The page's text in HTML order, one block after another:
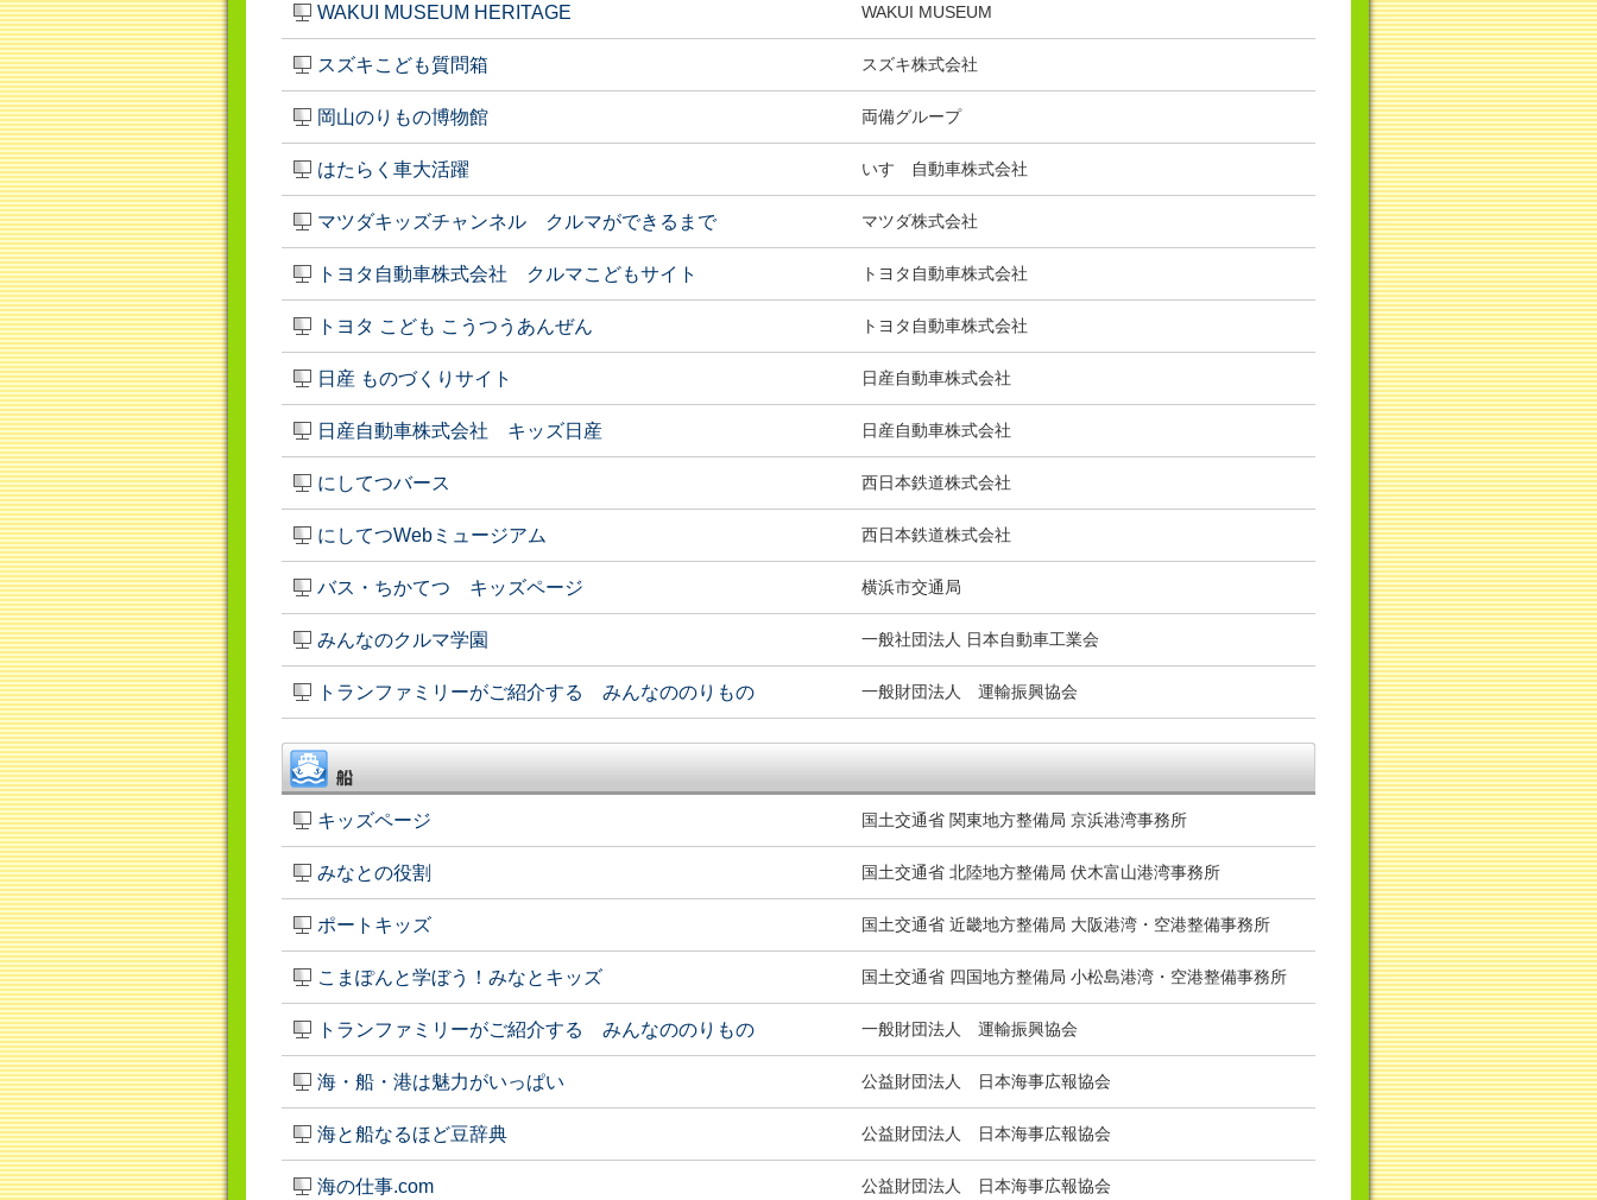
WAKUI MUSEUM HERITAGE WAKUI MUSEUM
スズキこども質問箱 スズキ株式会社
岡山のりもの博物館 両備グループ
はたらく車大活躍 いすゞ自動車株式会社
マツダキッズチャンネル クルマができるまで マツダ株式会社
トヨタ自動車株式会社 クルマこどもサイト トヨタ自動車株式会社
トヨタ こども こうつうあんぜん トヨタ自動車株式会社
日産 ものづくりサイト 日産自動車株式会社
日産自動車株式会社 キッズ日産 日産自動車株式会社
にしてつバース 西日本鉄道株式会社
にしてつWebミュージアム 西日本鉄道株式会社
バス・ちかてつ キッズページ 横浜市交通局
みんなのクルマ学園 一般社団法人 日本自動車工業会
トランファミリーがご紹介する みんなののりもの 一般財団法人 運輸振興協会
キッズページ 国土交通省 関東地方整備局 京浜港湾事務所
みなとの役割 国土交通省 北陸地方整備局 伏木富山港湾事務所
ポートキッズ 国土交通省 近畿地方整備局 大阪港湾・空港整備事務所
こまぽんと学ぼう！みなとキッズ 国土交通省 四国地方整備局 小松島港湾・空港整備事務所
トランファミリーがご紹介する みんなののりもの 一般財団法人 運輸振興協会
海・船・港は魅力がいっぱい 公益財団法人 日本海事広報協会
海と船なるほど豆辞典 公益財団法人 日本海事広報協会
海の仕事.com 公益財団法人 日本海事広報協会